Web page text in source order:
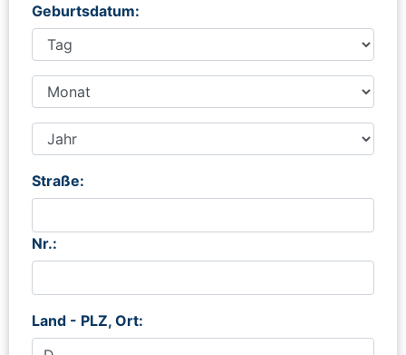
Geburtsdatum:
Straße:
Nr.:
Land - PLZ, Ort: